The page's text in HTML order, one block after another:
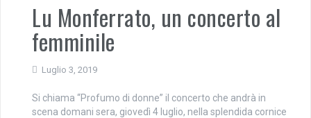
Lu Monferrato, un concerto al
femminile
Luglio 3, 2019
Si chiama “Profumo di donne” il concerto che andrà in
scena domani sera, giovedì 4 luglio, nella splendida cornice